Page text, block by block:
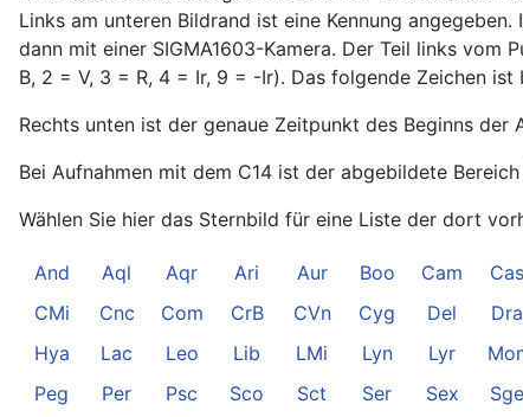
Links am unteren Bildrand ist eine Kennung
dann mit einer SIGMA1603-Kamera. Der Teil links
B, 2 = V, 3 = R, 4 = Ir, 9 = -Ir). Das folgende Zeichen
Rechts unten ist der genaue Zeitpunkt des Beginns
Bei Aufnahmen mit dem C14 ist der abgebildete Bereich
Wählen Sie hier das Sternbild für eine Liste der dort
And Aql Aqr Ari Aur Boo Cam Cas
CMi
Cnc Com CrB CVn Cyg Del Dra
Hya
Lac Leo Lib LMi Lyn Lyr
Peg
Per Psc Sco Sct Ser Sex Sge